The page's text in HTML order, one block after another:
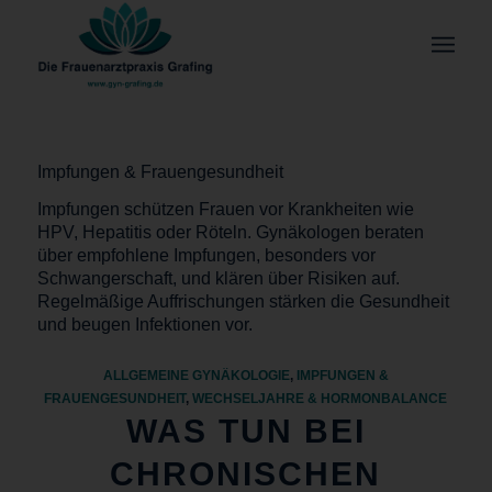
Impfungen & Frauengesundheit
Impfungen schützen Frauen vor Krankheiten wie
HPV, Hepatitis oder Röteln. Gynäkologen beraten
über empfohlene Impfungen, besonders vor
Schwangerschaft, und klären über Risiken auf.
Regelmäßige Auffrischungen stärken die Gesundheit
und beugen Infektionen vor.
ALLGEMEINE GYNÄKOLOGIE,
IMPFUNGEN &
FRAUENGESUNDHEIT,WECHSELJAHRE & HORMONBALANCE
WAS TUN BEI
CHRONISCHEN